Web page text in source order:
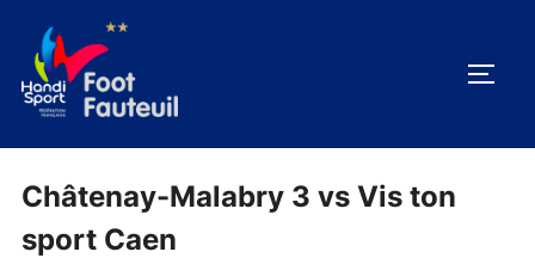
contenu
Châtenay-Malabry 3 vs Vis ton
sport Caen